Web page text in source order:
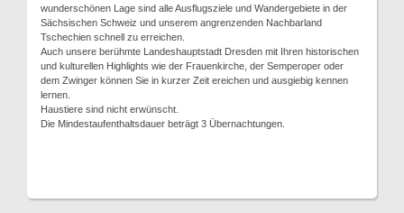
wunderschönen Lage sind alle Ausflugsziele und Wandergebiete in der
Sächsischen Schweiz und unserem angrenzenden Nachbarland
Tschechien schnell zu erreichen.
Auch unsere berühmte Landeshauptstadt Dresden mit Ihren historischen
und kulturellen Highlights wie der Frauenkirche, der Semperoper oder
dem Zwinger können Sie in kurzer Zeit ereichen und ausgiebig kennen
lernen.
Haustiere sind nicht erwünscht.
Die Mindestaufenthaltsdauer beträgt 3 Übernachtungen.